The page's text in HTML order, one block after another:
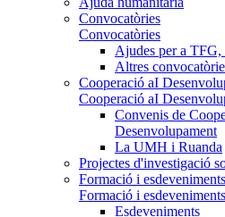
Convocatòries
Convocatòries
Ajudes per a
Altres
Cooperació aI
Cooperació aI
Convenis de
Desenvolupament
La UMH i Ruanda
Projectes d'investigació
Formació i esdeveniments
Formació i esdeveniments
Esdeveniments